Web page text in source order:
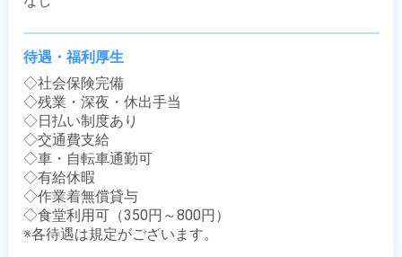
待遇・福利厚生
◇社会保険完備
◇残業・深夜・休出手当
◇日払い制度あり
◇交通費支給
◇車・自転車通勤可
◇有給休暇
◇作業着無償貸与
◇食堂利用可（350円～800円）
※各待遇は規定がございます。